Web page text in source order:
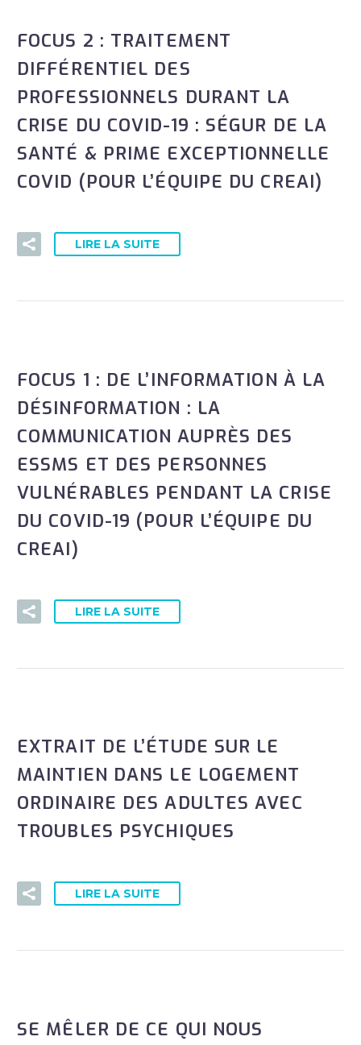
FOCUS 2 : TRAITEMENT
DIFFÉRENTIEL DES
PROFESSIONNELS DURANT LA
CRISE DU COVID-19 : SÉGUR DE LA
SANTÉ & PRIME EXCEPTIONNELLE
COVID (POUR L’ÉQUIPE DU CREAI)
LIRE LA SUITE
FOCUS 1 : DE L’INFORMATION À LA
DÉSINFORMATION : LA
COMMUNICATION AUPRÈS DES
ESSMS ET DES PERSONNES
VULNÉRABLES PENDANT LA CRISE
DU COVID-19 (POUR L’ÉQUIPE DU
CREAI)
LIRE LA SUITE
EXTRAIT DE L’ÉTUDE SUR LE
MAINTIEN DANS LE LOGEMENT
ORDINAIRE DES ADULTES AVEC
TROUBLES PSYCHIQUES
LIRE LA SUITE
SE MÊLER DE CE QUI NOUS